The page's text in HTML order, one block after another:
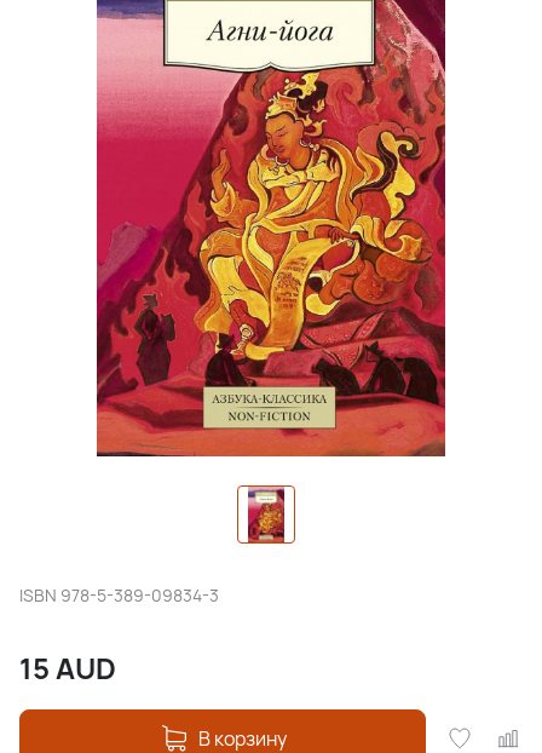
ISBN 978-5-389-09834-3
15AUD
В корзину